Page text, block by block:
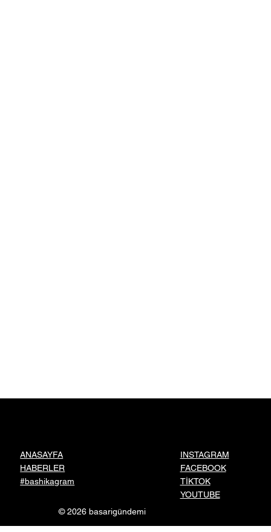
ANASAYFA
HABERLER
#bashikagram
INSTAGRAM
FACEBOOK
TİKTOK
YOUTUBE
© 2026 basarigündemi